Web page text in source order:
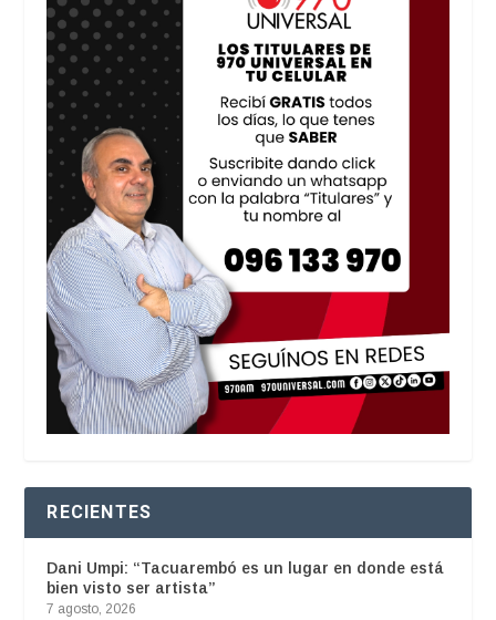
RECIENTES
Dani Umpi: “Tacuarembó es un lugar en donde está
bien visto ser artista”
7 agosto, 2026